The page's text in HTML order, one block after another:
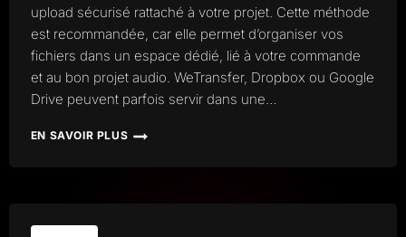
upload sécurisé rattaché à votre projet. Cette méthode
est recommandée, car elle permet d’organiser vos
fichiers dans un espace dédié, lié à votre commande
et au bon projet audio. WeTransfer, Dropbox ou Google
Drive peuvent parfois servir dans une…
EN SAVOIR PLUS
COMMENT
REPONSE